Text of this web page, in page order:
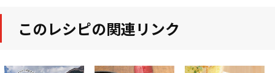
このレシピの関連リンク